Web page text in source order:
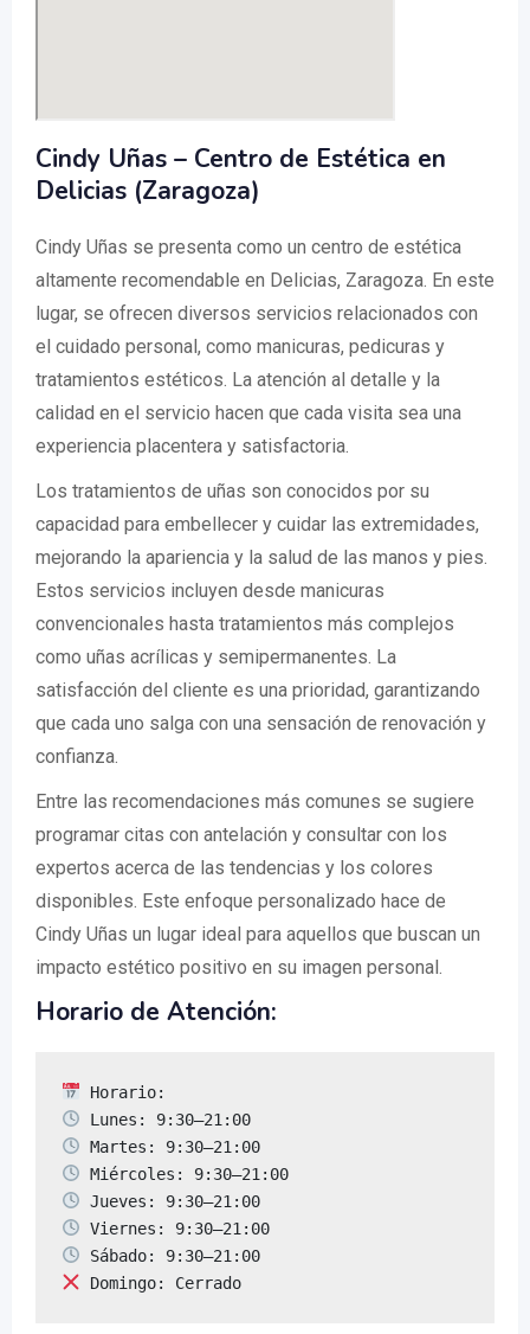
Cindy Uñas – Centro de Estética en
Delicias (Zaragoza)
Cindy Uñas se presenta como un centro de estética
altamente recomendable en Delicias, Zaragoza. En este
lugar, se ofrecen diversos servicios relacionados con
el cuidado personal, como manicuras, pedicuras y
tratamientos estéticos. La atención al detalle y la
calidad en el servicio hacen que cada visita sea una
experiencia placentera y satisfactoria.
Los tratamientos de uñas son conocidos por su
capacidad para embellecer y cuidar las extremidades,
mejorando la apariencia y la salud de las manos y pies.
Estos servicios incluyen desde manicuras
convencionales hasta tratamientos más complejos
como uñas acrílicas y semipermanentes. La
satisfacción del cliente es una prioridad, garantizando
que cada uno salga con una sensación de renovación y
confianza.
Entre las recomendaciones más comunes se sugiere
programar citas con antelación y consultar con los
expertos acerca de las tendencias y los colores
disponibles. Este enfoque personalizado hace de
Cindy Uñas un lugar ideal para aquellos que buscan un
impacto estético positivo en su imagen personal.
Horario de Atención:
Domingo: Cerrado